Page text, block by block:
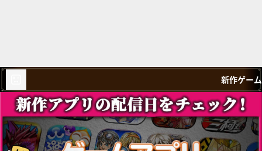
新作ゲーム